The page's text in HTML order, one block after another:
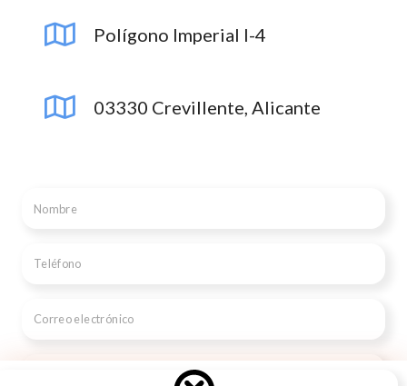
Polígono Imperial I-4
03330 Crevillente, Alicante